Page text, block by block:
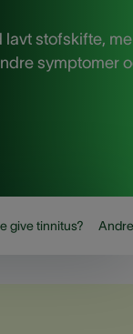
stofskifte,
symptomer
give tinnitus?